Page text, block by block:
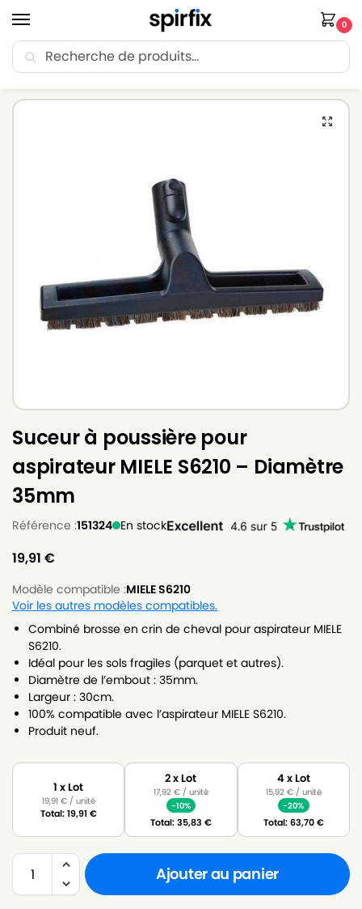
0
🚚 Livraison Point Relais offerte dès 30€ d’achat.
Suceur à poussière pour
aspirateur MIELE S6210 – Diamètre
35mm
Référence :151324 En stock
19,91 €
Modèle compatible :MIELE S6210
Voir les autres modèles compatibles.
Combiné brosse en crin de cheval pour aspirateur MIELE
S6210.
Idéal pour les sols fragiles (parquet et autres).
Diamètre de l’embout : 35mm.
Largeur : 30cm.
100% compatible avec l’aspirateur MIELE S6210.
Produit neuf.
1 x Lot
19,91 €/ unité
Total:19,91 €
2 x Lot
17,92 €/ unité
-10%
Total:35,83 €
4 x Lot
15,92 €/ unité
-20%
Total:63,70€
Ajouter au panier